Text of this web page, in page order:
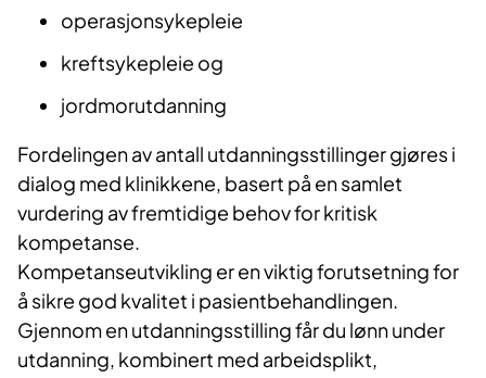
operasjonsykepleie
kreftsykepleie og
jordmorutdanning
Fordelingen av antall utdanningsstillinger gjøres i
dialog med klinikkene, basert på en samlet
vurdering av fremtidige behov for kritisk
kompetanse.
Kompetanseutvikling er en viktig forutsetning for
å sikre god kvalitet i pasientbehandlingen.
Gjennom en utdanningsstilling får du lønn under
utdanning, kombinert med arbeidsplikt,